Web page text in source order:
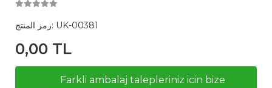
رمز المنتج: UK-00381
0,00 TL
Farkli ambalaj talepleriniz icin bize